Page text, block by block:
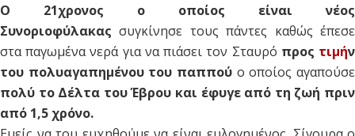
Ο 21χρονος ο οποίος είναι νέος
Συνοριοφύλακαςσυγκίνησε τους πάντες καθώς έπεσε
στα παγωμένα νερά για να πιάσει τον Σταυρό προς τιμήν
του πολυαγαπημένου του παππού ο οποίος αγαπούσε
πολύ το Δέλτα του Έβρου και έφυγε από τη ζωή πριν
από 1,5 χρόνο.